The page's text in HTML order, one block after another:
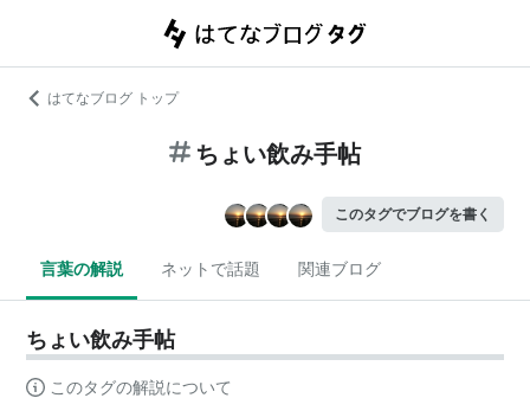
はてなブログ トップ
ちょい飲み手帖
このタグでブログを書く
言葉の解説 ネットで話題 関連ブログ
ちょい飲み手帖
このタグの解説について